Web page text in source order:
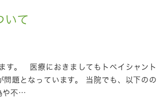
いて
す。 医療におきましてもトペイシャント
題となっています。 当院でも、以下のの
や不…